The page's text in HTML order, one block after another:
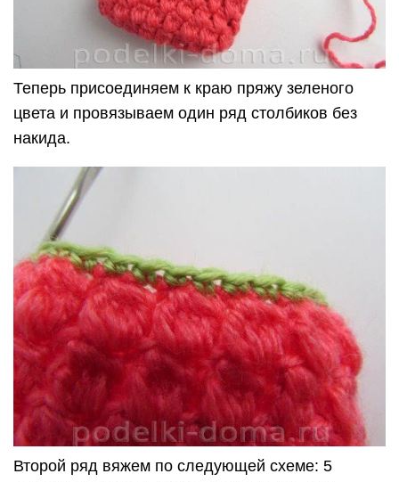
Теперь присоединяем к краю пряжу зеленого
цвета и провязываем один ряд столбиков без
накида.
Второй ряд вяжем по следующей схеме: 5